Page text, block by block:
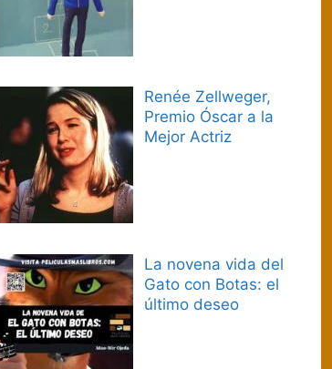
Renée Zellweger,
Premio Óscar a la
Mejor Actriz
La novena vida del
Gato con Botas: el
último deseo